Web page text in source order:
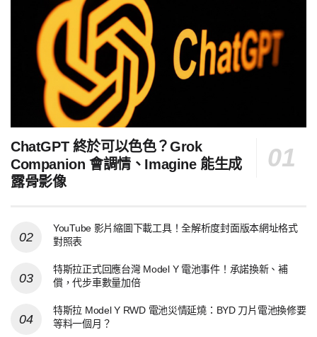
ChatGPT 終於可以色色？Grok
Companion 會調情、Imagine 能生成
露骨影像
YouTube 影片縮圖下載工具！全解析度封面版本網址格式
對照表
特斯拉正式回應台灣 Model Y 電池事件！承諾換新、補
償，代步車數量加倍
特斯拉 Model Y RWD 電池災情延燒：BYD 刀片電池換修要
等料一個月？